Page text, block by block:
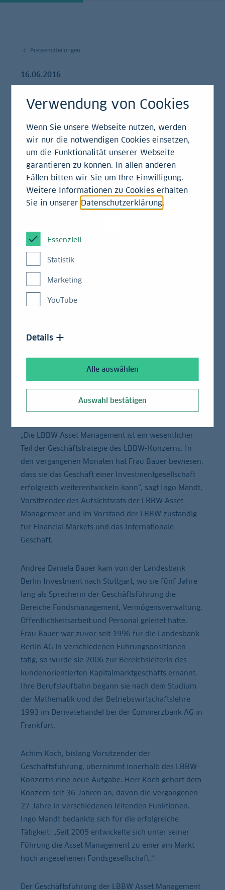
Pressemitteilungen
16.06.2016
Andrea Bauer leitet
die Geschäftsführung
der LBBW Asset
Management
Pressemitteilung
Andrea Daniela Bauer hat die Leitung der LBBW
Asset Management Investmentgesellschaft
übernommen. Der Aufsichtsrat der 100-prozentigen
Tochter der Landesbank Baden-Württemberg (LBBW)
ernannte die 48-Jährige am Mittwoch in Stuttgart zur
Vorsitzenden der Geschäftsführung.
Management gekommen. Als stellvertretende
Retailkunden, Marketing, Unternehmens- und
Risikoccontrolling, Recht und Compliance zuständig.
„Die LBBW Asset Management ist ein wesentlicher
Teil der Geschäftstrategie des LBBW-Konzerns. In
den vergangenen Monaten hat Frau Bauer bewiesen,
dass sie das Geschäft einer Investmentgesellschaft
erfolgreich weiterentwickeln kann“, sagt Ingo Mandt,
Vorsitzender des Aufsichtsrats der LBBW Asset
Management und im Vorstand der LBBW zuständig
für Financial Markets und das Internationale
Geschäft.
Andrea Daniela Bauer kam von der Landesbank
Berlin Investment nach Stuttgart, wo sie fünf Jahre
lang als Sprecherin der Geschäftsführung die
Bereiche Fondsmanagement, Vermögensverwaltung,
Öffentlichkeitsarbeit und Personal geleitet hatte.
Frau Bauer war zuvor seit 1996 für die Landesbank
Berlin AG in verschiedenen Führungspositionen
tätig, so wurde sie 2006 zur Bereichsleiterin des
kundenorientierten Kapitalmarktgeschäfts ernannt.
Ihre Berufslaufbahn begann sie nach dem Studium
der Mathematik und der Betriebswirtschaftslehre
1993 im Derivatehandel bei der Commerzbank AG in
Frankfurt.
Achim Koch, bislang Vorsitzender der
Geschäftsführung, übernimmt innerhalb des LBBW-
Konzerns eine neue Aufgabe. Herr Koch gehört dem
Konzern seit 36 Jahren an, davon die vergangenen
27 Jahre in verschiedenen leitenden Funktionen.
Ingo Mandt bedankte sich für die erfolgreiche
Tätigkeit: „Seit 2005 entwickelte sich unter seiner
Führung die Asset Management zu einer am Markt
hoch angesehenen Fondsgesellschaft.“
Der Geschäftsführung der LBBW Asset Management
Verwendung von Cookies
Wenn Sie unsere Webseite nutzen, werden
wir nur die notwendigen Cookies einsetzen,
um die Funktionalität unserer Webseite
garantieren zu können. In allen anderen
Fällen bitten wir Sie um Ihre Einwilligung.
Weitere Informationen zu Cookies erhalten
Sie in unserer Datenschutzerklärung.
Essenziell
Statistik
Marketing
YouTube
Details
Alle auswählen
Auswahl bestätigen